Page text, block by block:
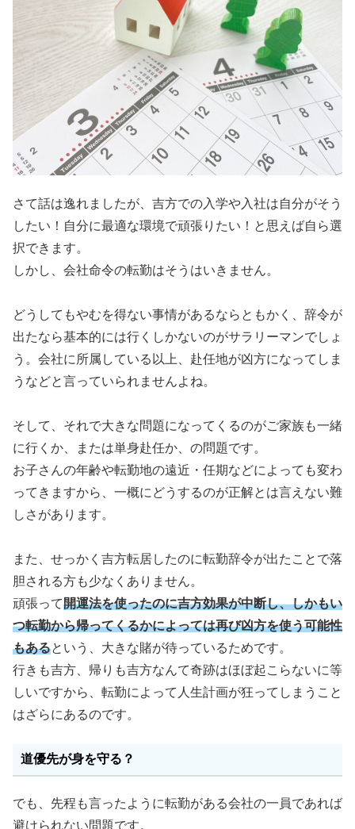
さて話は逸れましたが、吉方での入学や入社は自分がそう
したい！自分に最適な環境で頑張りたい！と思えば自ら選
択できます。
しかし、会社命令の転勤はそうはいきません。
どうしてもやむを得ない事情があるならともかく、辞令が
出たなら基本的には行くしかないのがサラリーマンでしょ
う。会社に所属している以上、赴任地が凶方になってしま
うなどと言っていられませんよね。
そして、それで大きな問題になってくるのがご家族も一緒
に行くか、または単身赴任か、の問題です。
お子さんの年齢や転勤地の遠近・任期などによっても変わ
ってきますから、一概にどうするのが正解とは言えない難
しさがあります。
また、せっかく吉方転居したのに転勤辞令が出たことで落
胆される方も少なくありません。
頑張って開運法を使ったのに吉方効果が中断し、しかもい
つ転勤から帰ってくるかによっては再び凶方を使う可能性
もあるという、大きな賭が待っているためです。
行きも吉方、帰りも吉方なんて奇跡はほぼ起こらないに等
しいですから、転勤によって人生計画が狂ってしまうこと
はざらにあるのです。
道優先が身を守る？
でも、先程も言ったように転勤がある会社の一員であれば
避けられない問題です。